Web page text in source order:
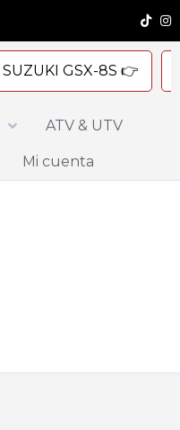
SUZUKI GSX-8S 👉
ATV & UTV
Mi cuenta